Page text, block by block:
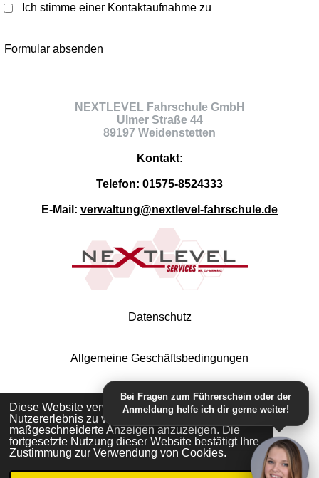
Diese Website verwendet Cookies, um Ihr
Nutzererlebnis zu verbessern und
maßgeschneiderte Anzeigen anzuzeigen. Die
fortgesetzte Nutzung dieser Website bestätigt Ihre
Zustimmung zur Verwendung von Cookies.
Ich stimme einer Kontaktaufnahme zu
Formular absenden
NEXTLEVEL Fahrschule GmbH
Ulmer Straße 44
89197 Weidenstetten
Kontakt:
Telefon: 01575-8524333
E-Mail: verwaltung@nextlevel-fahrschule.de
Datenschutz
Allgemeine Geschäftsbedingungen
Impressum
Bei Fragen zum Führerschein oder der
Anmeldung helfe ich dir gerne weiter!